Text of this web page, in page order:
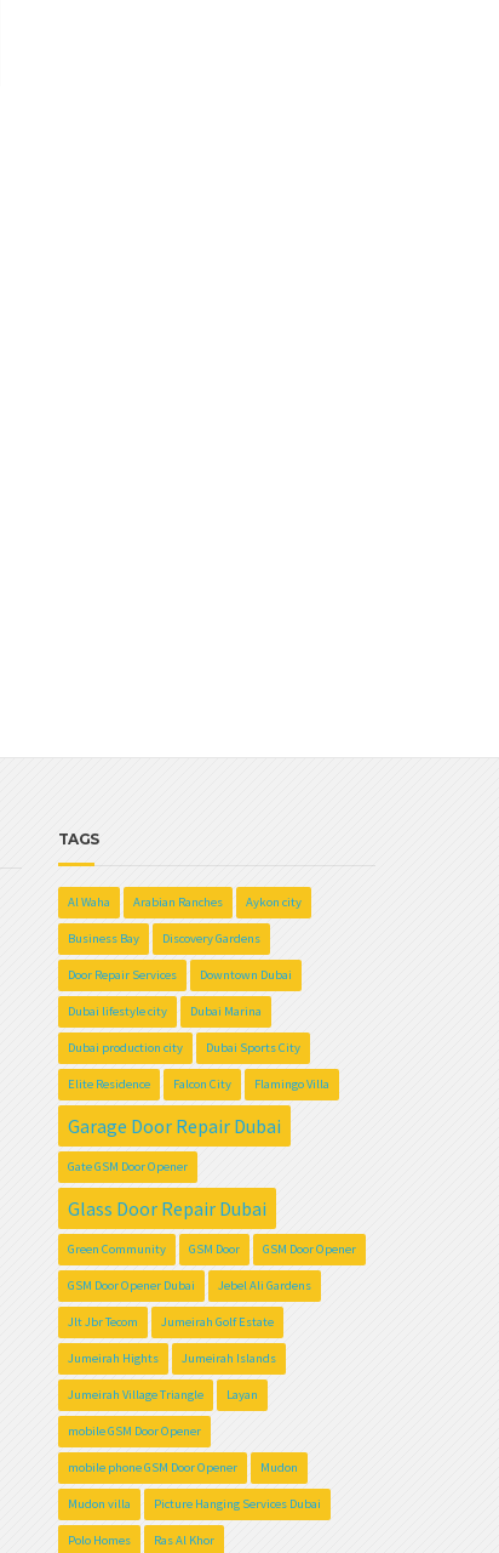
TAGS
Al Waha Arabian Ranches Aykon city
Business Bay Discovery Gardens
Door Repair Services Downtown Dubai
Dubai lifestyle city Dubai Marina
Dubai production city Dubai Sports City
Elite Residence Falcon City Flamingo Villa
Garage Door Repair Dubai
Gate GSM Door Opener
Glass Door Repair Dubai
Green Community GSM Door GSM Door Opener
GSM Door Opener Dubai Jebel Ali Gardens
Jlt Jbr Tecom Jumeirah Golf Estate
Jumeirah Hights Jumeirah Islands
Jumeirah Village Triangle Layan
mobile GSM Door Opener
mobile phone GSM Door Opener Mudon
Mudon villa Picture Hanging Services Dubai
Polo Homes Ras Al Khor